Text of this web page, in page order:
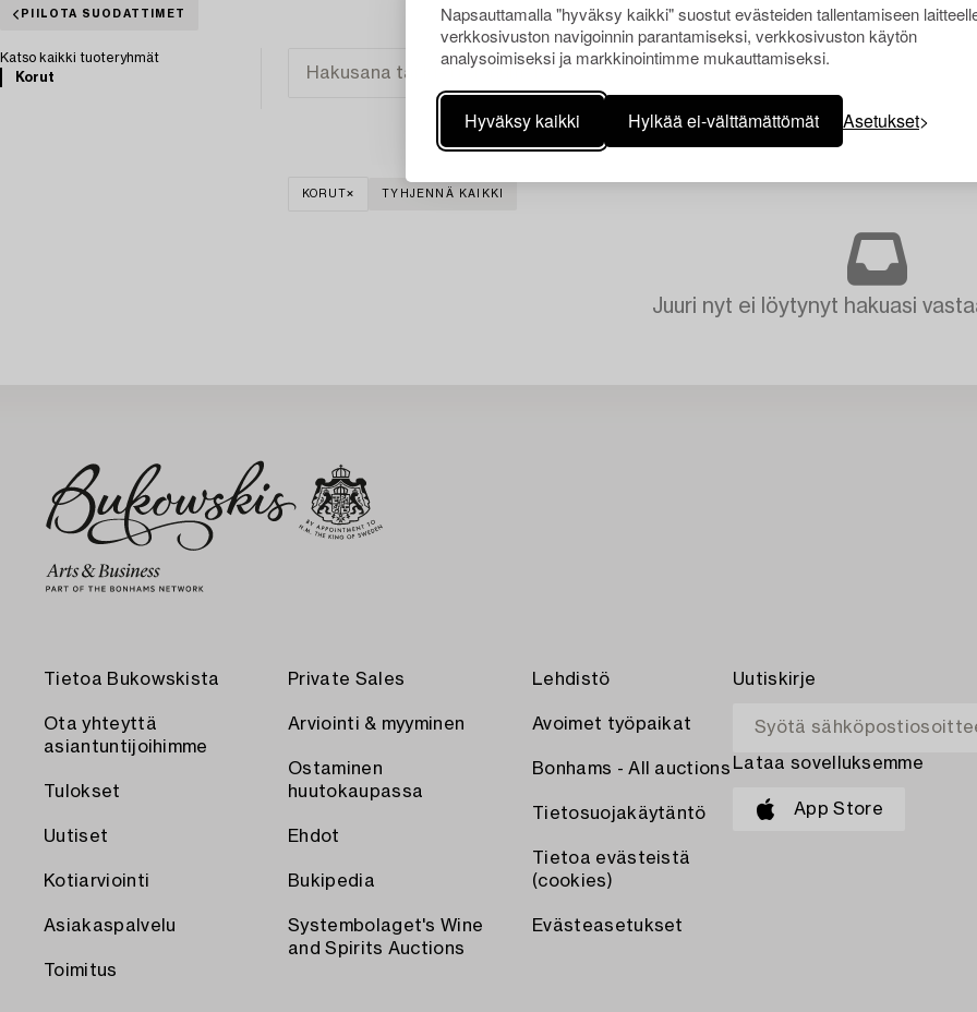
Napsauttamalla "hyväksy kaikki" suostut evästeiden tallentamiseen
verkkosivuston navigoinnin parantamiseksi, verkkosivuston käytön
analysoimiseksi ja markkinointimme mukauttamiseksi.
Hyväksy kaikki Hylkää ei-välttämättömät Asetukset
PIILOTA SUODATTIMET
Katso kaikki tuoteryhmät
Korut
KORUT TYHJENNÄ KAIKKI
Juuri nyt ei löytynyt hakuasi
Tietoa Bukowskista
Ota yhteyttä
asiantuntijoihimme
Tulokset
Uutiset
Kotiarviointi
Asiakaspalvelu
Toimitus
Private Sales
Arviointi & myyminen
Ostaminen
huutokaupassa
Ehdot
Bukipedia
Systembolaget's Wine
and Spirits Auctions
Lehdistö
Avoimet työpaikat
Bonhams - All auctions
Tietosuojakäytäntö
Tietoa evästeistä
(cookies)
Evästeasetukset
Uutiskirje
Lataa sovelluksemme
App Store